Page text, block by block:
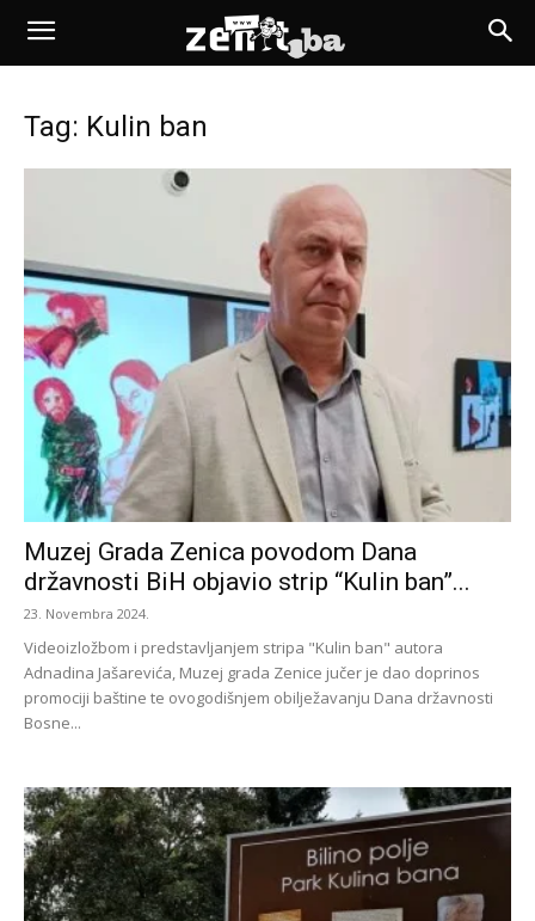
Tag: Kulin ban
Muzej Grada Zenica povodom Dana
državnosti BiH objavio strip “Kulin ban”...
23. Novembra 2024.
Videoizložbom i predstavljanjem stripa "Kulin ban" autora
Adnadina Jašarevića, Muzej grada Zenice jučer je dao doprinos
promociji baštine te ovogodišnjem obilježavanju Dana državnosti
Bosne...